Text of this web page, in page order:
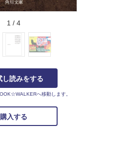
1 / 4
し読みをする
へ移動します。
購入する